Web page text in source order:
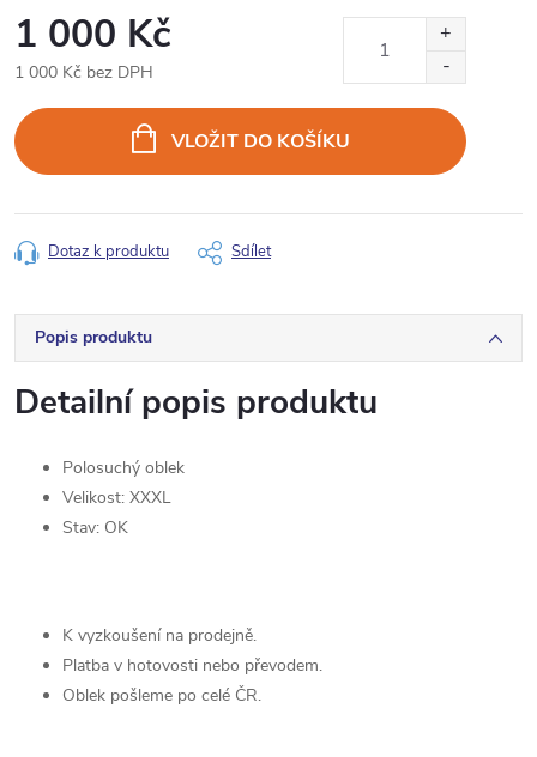
1 000 Kč
1 000 Kč bez DPH
cena:
VLOŽIT DO KOŠÍKU
Dotaz k produktu Sdílet
Popis produktu
Detailní popis produktu
Polosuchý oblek
Velikost: XXXL
Stav: OK
K vyzkoušení na prodejně.
Platba v hotovosti nebo převodem.
Oblek pošleme po celé ČR.